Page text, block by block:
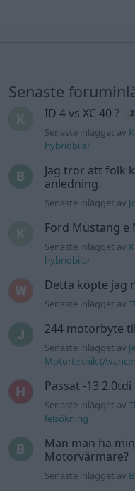
Senaste
ID 4 vs XC 40 ?
Senaste inlägget av
hybridbilar
Jag tror att folk
anledning.
Senaste inlägget av
Ford Mustang e
Senaste inlägget av
hybridbilar
Detta köpte jag
Senaste inlägget av
244 motorbyte
Senaste inlägget av
Motorteknik
Passat -13
Senaste inlägget av
felsökning
Man man ha
Motorvärmare?
Senaste inlägget av